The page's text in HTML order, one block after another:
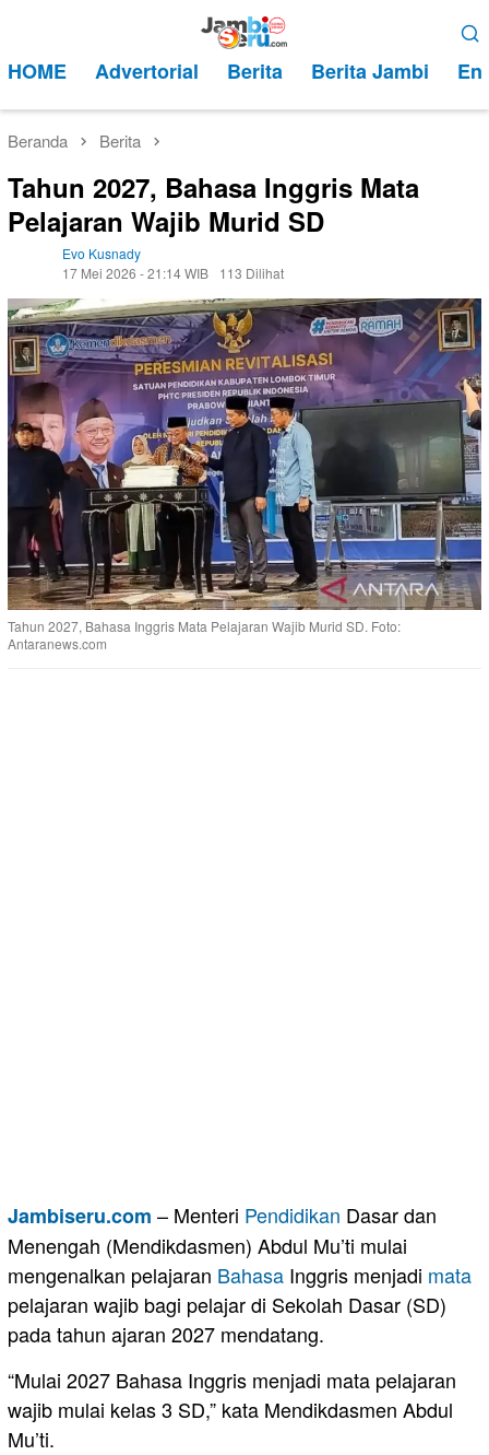
kontenMobile
HOME Advertorial Berita Berita Jambi
Beranda Berita
Tahun 2027, Bahasa Inggris Mata
Pelajaran Wajib Murid SD
Evo Kusnady
17 Mei 2026 - 21:14 WIB
113 Dilihat
Tahun 2027, Bahasa Inggris Mata Pelajaran Wajib Murid SD. Foto:
Antaranews.com
Jambiseru.com – Menteri Pendidikan Dasar dan
Menengah (Mendikdasmen) Abdul Mu’ti mulai
mengenalkan pelajaran Bahasa Inggris menjadi mata
pelajaran wajib bagi pelajar di Sekolah Dasar (SD)
pada tahun ajaran 2027 mendatang.
“Mulai 2027 Bahasa Inggris menjadi mata pelajaran
wajib mulai kelas 3 SD,” kata Mendikdasmen Abdul
Mu’ti.